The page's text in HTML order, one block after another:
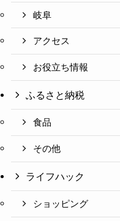
岐阜
アクセス
お役立ち情報
ふるさと納税
食品
その他
ライフハック
ショッピング